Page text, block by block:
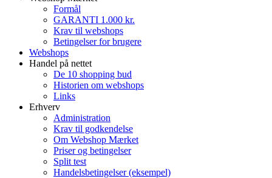
Formål
GARANTI 1.000 kr.
Krav til webshops
Betingelser for brugere
Webshops
Handel på nettet
De 10 shopping bud
Historien om webshops
Links
Erhverv
Administration
Krav til godkendelse
Om Webshop Mærket
Priser og betingelser
Split test
Handelsbetingelser (eksempel)